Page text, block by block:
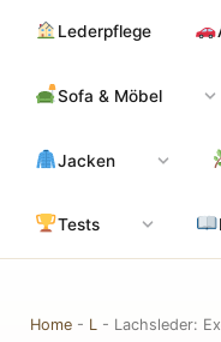
Inhalt
Lederpflege
Sofa & Möbel
Jacken
Tests
Home- L- Lachsleder: